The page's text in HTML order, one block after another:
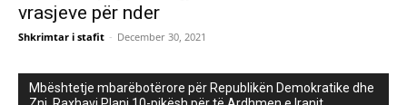
vrasjeve për nder
Shkrimtar i stafit - December 30, 2021
Mbështetje mbarëbotërore për Republikën Demokratike dhe